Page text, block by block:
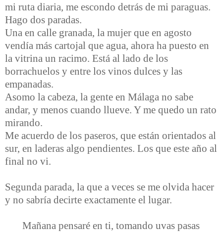
mi ruta diaria, me escondo detrás de mi paraguas.
Hago dos paradas.
Una en calle granada, la mujer que en agosto
vendía más cartojal que agua, ahora ha puesto en
la vitrina un racimo. Está al lado de los
borrachuelos y entre los vinos dulces y las
empanadas.
Asomo la cabeza, la gente en Málaga no sabe
andar, y menos cuando llueve. Y me quedo un rato
mirando.
Me acuerdo de los paseros, que están orientados al
sur, en laderas algo pendientes. Los que este año al
final no vi.
Segunda parada, la que a veces se me olvida hacer
y no sabría decirte exactamente el lugar.
Mañana pensaré en ti, tomando uvas pasas